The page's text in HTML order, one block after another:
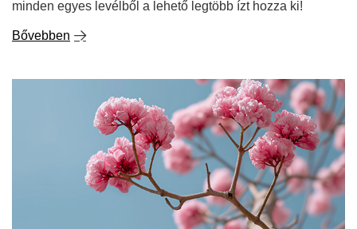
minden egyes levélből a lehető legtöbb ízt hozza ki!
Bővebben